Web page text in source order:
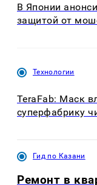
В Японии
защитой от
Технологии
TeraFab: Маск
суперфабрику
Гид по Казани
Ремонт в